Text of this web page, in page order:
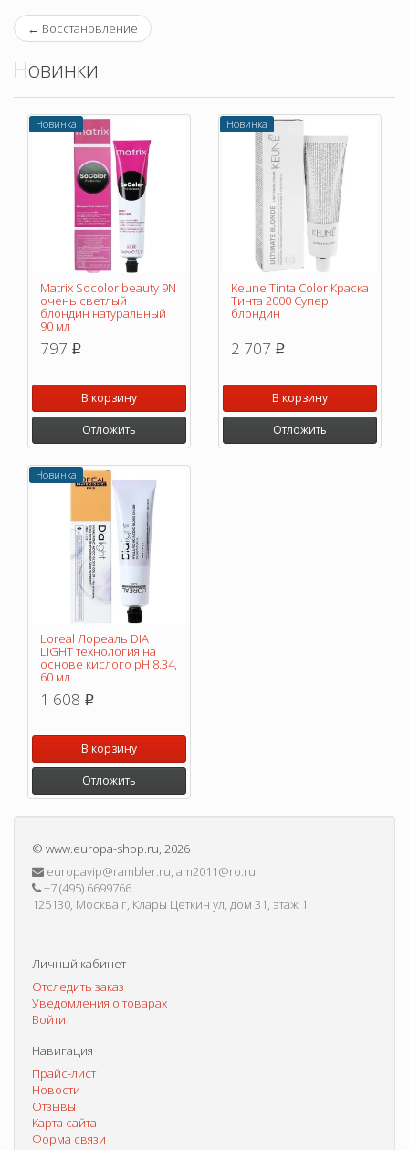
← Восстановление
Новинки
Новинка
Matrix Socolor beauty 9N
очень светлый
блондин натуральный
90 мл
797 p
В корзину
Отложить
Новинка
Keune Tinta Color Краска
Тинта 2000 Супер
блондин
2 707 p
В корзину
Отложить
Новинка
Loreal Лореаль DIA
LIGHT технология на
основе кислого pH 8.34,
60 мл
1 608 p
В корзину
Отложить
© www.europa-shop.ru, 2026
europavip@rambler.ru, am2011@ro.ru
+7 (495) 6699766
125130, Москва г, Клары Цеткин ул, дом 31, этаж 1
Личный кабинет
Отследить заказ
Уведомления о товарах
Войти
Навигация
Прайс-лист
Новости
Отзывы
Карта сайта
Форма связи